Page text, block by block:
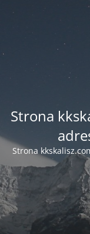
Strona
Strona